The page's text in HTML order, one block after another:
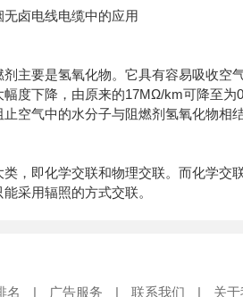
卤电线电缆中的应用
主要是氢氧化物。它具有容易吸收
幅度下降，由原来的17MΩ/km可降至
空气中的水分子与阻燃剂氢氧化物相
，即化学交联和物理交联。而化学
采用辐照的方式交联。
名 | 广告服务 | 联系我们 | 关